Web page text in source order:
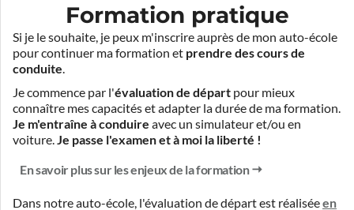
Formation pratique
Si je le souhaite, je peux m'inscrire auprès de mon auto-école
pour continuer ma formation et prendre des cours de
conduite.
Je commence par l'évaluation de départ pour mieux
connaître mes capacités et adapter la durée de ma formation.
Je m'entraîne à conduire avec un simulateur et/ou en
voiture. Je passe l'examen et à moi la liberté !
En savoir plus sur les enjeux de la formation
Dans notre auto-école, l'évaluation de départ est réaliséeen